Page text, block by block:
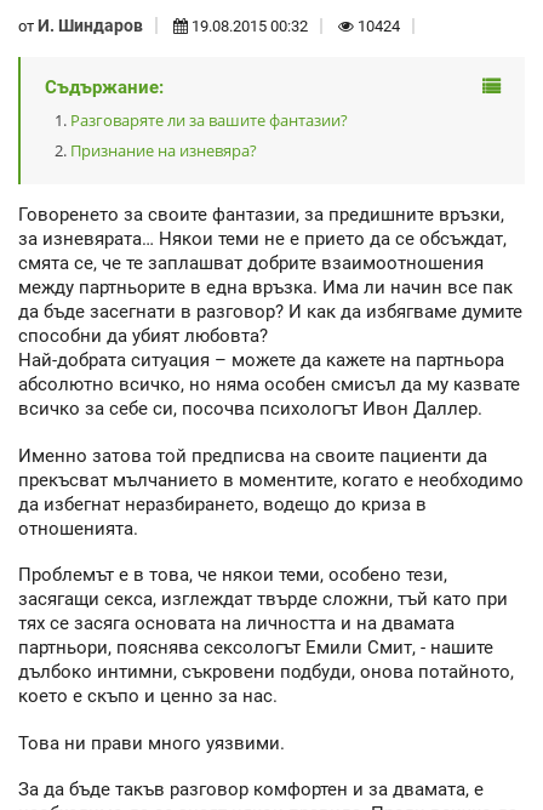
от И. Шиндаров 19.08.2015 00:32 10424
Съдържание:
Разговаряте ли за вашите фантазии?
Признание на изневяра?
Говоренето за своите фантазии, за предишните връзки,
за изневярата… Някои теми не е прието да се обсъждат,
смята се, че те заплашват добрите взаимоотношения
между партньорите в една връзка. Има ли начин все пак
да бъде засегнати в разговор? И как да избягваме думите
способни да убият любовта?
Най-добрата ситуация – можете да кажете на партньора
абсолютно всичко, но няма особен смисъл да му казвате
всичко за себе си, посочва психологът Ивон Даллер.
Именно затова той предписва на своите пациенти да
прекъсват мълчанието в моментите, когато е необходимо
да избегнат неразбирането, водещо до криза в
отношенията.
Проблемът е в това, че някои теми, особено тези,
засягащи секса, изглеждат твърде сложни, тъй като при
тях се засяга основата на личността и на двамата
партньори, пояснява сексологът Емили Смит, - нашите
дълбоко интимни, съкровени подбуди, онова потайното,
което е скъпо и ценно за нас.
Това ни прави много уязвими.
За да бъде такъв разговор комфортен и за двамата, е